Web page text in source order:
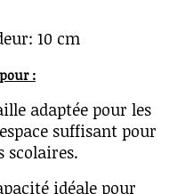
: 8 cm
10 cm
:
adaptée pour les
suffisant pour
scolaires.
idéale pour